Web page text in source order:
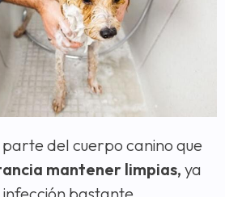
parte del cuerpo canino que
mantener limpias, ya